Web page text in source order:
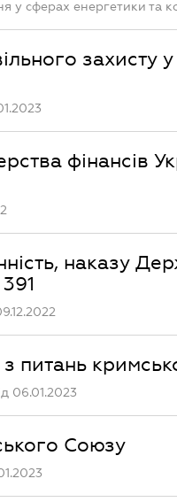
у сферах енергетики та
захисту у
фінансів
наказу
питань
06.01.2023
Союзу